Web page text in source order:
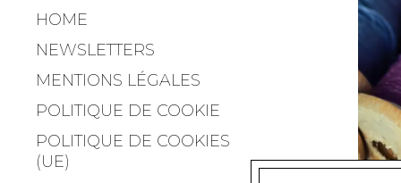
HOME
NEWSLETTERS
MENTIONS LÉGALES
POLITIQUE DE COOKIE
POLITIQUE DE COOKIES
(UE)